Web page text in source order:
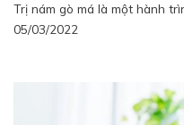
Trị nám gò má là một hành
05/03/2022